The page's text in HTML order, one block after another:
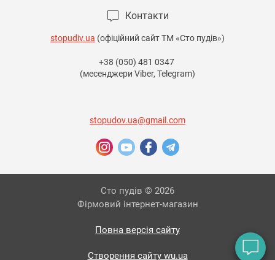
Контакти
stopudiv.ua (офіційний сайт ТМ «Сто пудів»)
+38 (050) 481 0347
(месенджери Viber, Telegram)
stopudov.ua@gmail.com
Сто пудів © 2026
Фірмовий інтернет-магазин
Повна версія сайту
Створення сайту wu.ua